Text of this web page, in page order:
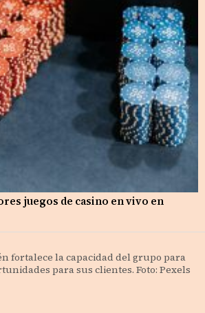
juegos de casino en vivo en